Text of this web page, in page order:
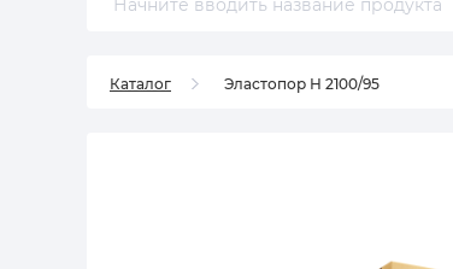
Каталог Эластопор Н 2100/95